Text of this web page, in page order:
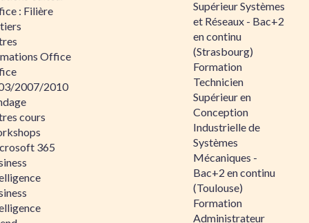
: Filière
Office
2007/2010
cours
365
Supérieur Systèmes
et Réseaux - Bac+2
en continu
(Strasbourg)
Formation
Technicien
Supérieur en
Conception
Industrielle de
Systèmes
Mécaniques -
Bac+2 en continu
(Toulouse)
Formation
Administrateur